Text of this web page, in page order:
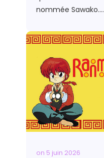
nommée Sawako….
on 5 juin 2026